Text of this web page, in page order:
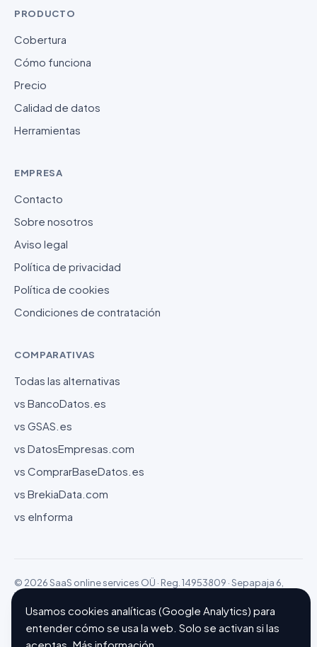
PRODUCTO
Cobertura
Cómo funciona
Precio
Calidad de datos
Herramientas
EMPRESA
Contacto
Sobre nosotros
Aviso legal
Política de privacidad
Política de cookies
Condiciones de contratación
COMPARATIVAS
Todas las alternativas
vs BancoDatos.es
vs GSAS.es
vs DatosEmpresas.com
vs ComprarBaseDatos.es
vs BrekiaData.com
vs eInforma
© 2026 SaaS online services OÜ · Reg. 14953809 · Sepapaja 6,
15551 Tallinn (Estonia)
Configurar cookiesHecho con ❤ en Barcelona
Usamos cookies analíticas (Google Analytics) para
entender cómo se usa la web. Solo se activan si las